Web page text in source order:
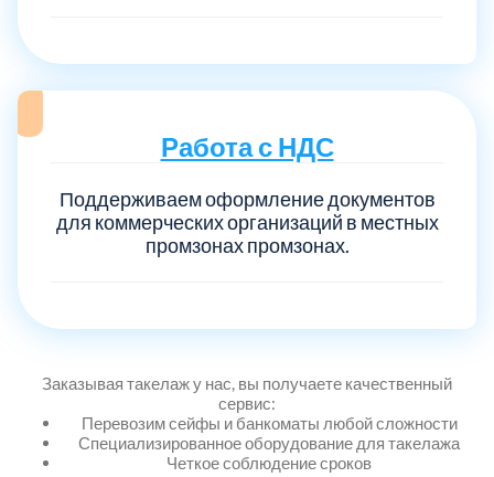
Работа с НДС
Поддерживаем оформление документов
для коммерческих организаций в местных
промзонах промзонах.
Заказывая такелаж у нас, вы получаете качественный
сервис:
Перевозим сейфы и банкоматы любой сложности
Специализированное оборудование для такелажа
Четкое соблюдение сроков
Выберите город:
Волоколамский 3
Воскресенский 7